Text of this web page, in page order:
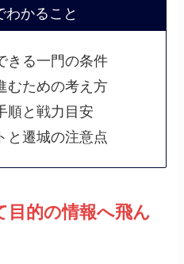
わかること
きる一門の条件
むための考え方
順と戦力目安
と遷城の注意点
目的の情報へ飛ん